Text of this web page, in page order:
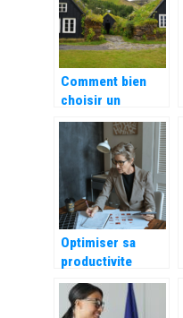
Comment bien
choisir un
mandataire pour
votre utilitaire –
economies et
simplicite
Optimiser sa
productivite
grace a un
module de